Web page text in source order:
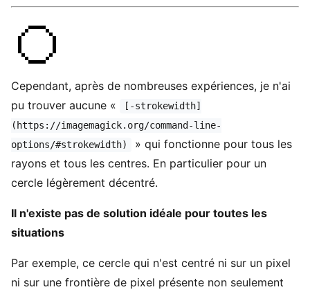
Cependant, après de nombreuses expériences, je n'ai
pu trouver aucune «
[-strokewidth]
(https://imagemagick.org/command-line-
options/#strokewidth)
» qui fonctionne pour tous les
rayons et tous les centres. En particulier pour un
cercle légèrement décentré.
Il n'existe pas de solution idéale pour toutes les
situations
Par exemple, ce cercle qui n'est centré ni sur un pixel
ni sur une frontière de pixel présente non seulement